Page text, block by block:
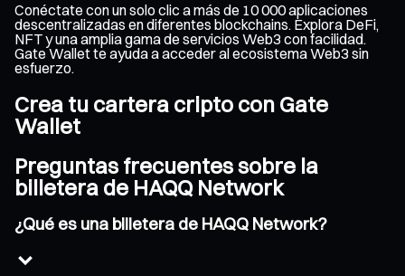
Conéctate con un solo clic a más de 10 000 aplicaciones
descentralizadas en diferentes blockchains. Explora DeFi,
NFT y una amplia gama de servicios Web3 con facilidad.
Gate Wallet te ayuda a acceder al ecosistema Web3 sin
esfuerzo.
Crea tu cartera cripto con Gate
Wallet
Preguntas frecuentes sobre la
billetera de HAQQ Network
¿Qué es una billetera de HAQQ Network?